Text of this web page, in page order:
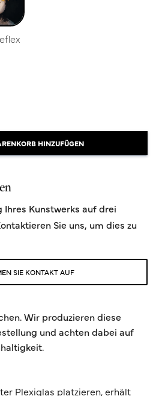
HINZUFÜGEN
Ihres Kunstwerks auf drei
Sie uns, um dies zu
SIE KONTAKT AUF
Wir produzieren diese
und achten dabei auf
Plexiglas platzieren, erhält